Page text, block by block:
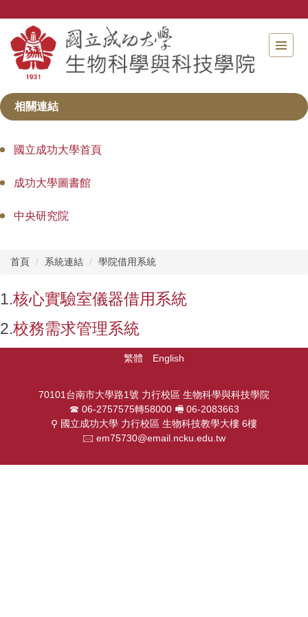
主
要
區
相關連結
國立成功大學首頁
成功大學圖書館
中央研究院
首頁 系統連結 學院借用系統
1.核心實驗室儀器借用系統
2.校務需求管理系統
繁體 English
70101台南市大學路1號 力行校區 生物科學與科技學院
☎︎ 06-2757575轉58000 🖷 06-2083663
⚲ 國立成功大學 力行校區 生物科技教學大樓 6樓
🖂 em75730@email.ncku.edu.tw